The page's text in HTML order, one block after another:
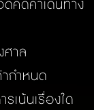
คิดค่าเดินทาง
ศาล
กำหนด
เน้นเรื่องใด